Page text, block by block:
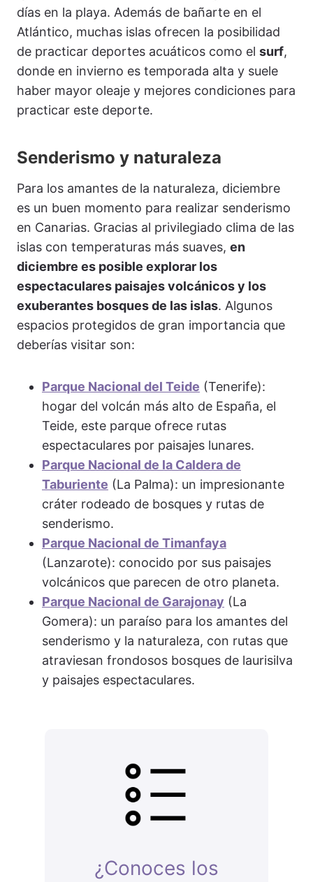
días en la playa. Además de bañarte en el
Atlántico, muchas islas ofrecen la posibilidad
de practicar deportes acuáticos como el surf,
donde en invierno es temporada alta y suele
haber mayor oleaje y mejores condiciones para
practicar este deporte.
Senderismo y naturaleza
Para los amantes de la naturaleza, diciembre
es un buen momento para realizar senderismo
en Canarias. Gracias al privilegiado clima de las
islas con temperaturas más suaves, en
diciembre es posible explorar los
espectaculares paisajes volcánicos y los
exuberantes bosques de las islas. Algunos
espacios protegidos de gran importancia que
deberías visitar son:
Parque Nacional del Teide (Tenerife):
hogar del volcán más alto de España, el
Teide, este parque ofrece rutas
espectaculares por paisajes lunares.
Parque Nacional de la Caldera de
Taburiente (La Palma): un impresionante
cráter rodeado de bosques y rutas de
senderismo.
Parque Nacional de Timanfaya
(Lanzarote): conocido por sus paisajes
volcánicos que parecen de otro planeta.
Parque Nacional de Garajonay (La
Gomera): un paraíso para los amantes del
senderismo y la naturaleza, con rutas que
atraviesan frondosos bosques de laurisilva
y paisajes espectaculares.
¿Conoces los